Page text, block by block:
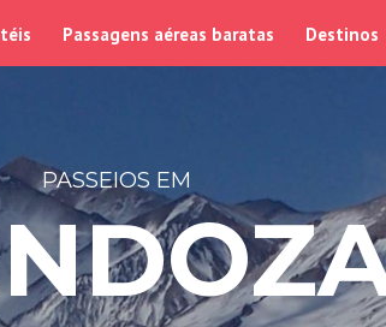
Passagens aéreas baratas Destinos
PASSEIOS EM